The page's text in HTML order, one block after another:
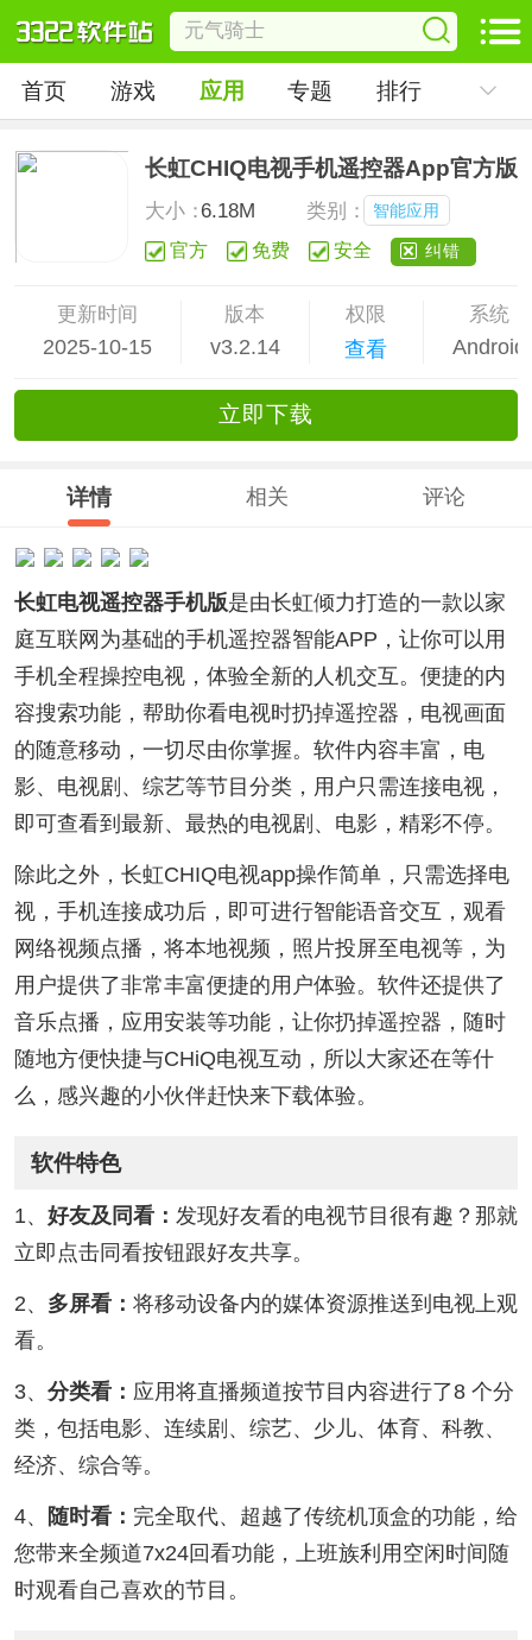
首页 游戏 应用 专题 排行
长虹CHIQ电视手机遥控器App官方版
大小：6.18M 类别： 智能应用
官方 免费 安全 纠错
更新时间
2025-10-15
版本
v3.2.14
权限
查看
系统
Android
立即下载
详情 相关 评论
长虹电视遥控器手机版是由长虹倾力打造的一款以家
庭互联网为基础的手机遥控器智能APP，让你可以用
手机全程操控电视，体验全新的人机交互。便捷的内
容搜索功能，帮助你看电视时扔掉遥控器，电视画面
的随意移动，一切尽由你掌握。软件内容丰富，电
影、电视剧、综艺等节目分类，用户只需连接电视，
即可查看到最新、最热的电视剧、电影，精彩不停。
除此之外，长虹CHIQ电视app操作简单，只需选择电
视，手机连接成功后，即可进行智能语音交互，观看
网络视频点播，将本地视频，照片投屏至电视等，为
用户提供了非常丰富便捷的用户体验。软件还提供了
音乐点播，应用安装等功能，让你扔掉遥控器，随时
随地方便快捷与CHiQ电视互动，所以大家还在等什
么，感兴趣的小伙伴赶快来下载体验。
软件特色
1、 好友及同看： 发现好友看的电视节目很有趣？那就
立即点击同看按钮跟好友共享。
2、 多屏看： 将移动设备内的媒体资源推送到电视上观
看。
3、 分类看： 应用将直播频道按节目内容进行了8 个分
类，包括电影、连续剧、综艺、少儿、体育、科教、
经济、综合等。
4、 随时看： 完全取代、超越了传统机顶盒的功能，给
您带来全频道7x24回看功能，上班族利用空闲时间随
时观看自己喜欢的节目。